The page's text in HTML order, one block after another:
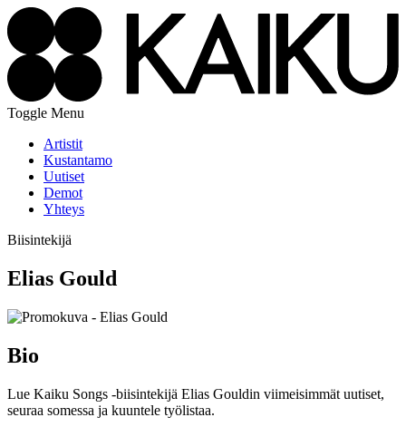
Toggle Menu
Artistit
Kustantamo
Uutiset
Demot
Yhteys
Biisintekijä
Elias Gould
Bio
Lue Kaiku Songs -biisintekijä Elias Gouldin viimeisimmät uutiset,
seuraa somessa ja kuuntele työlistaa.